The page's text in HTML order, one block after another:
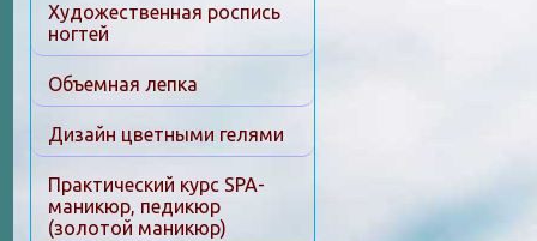
Художественная роспись
ногтей
Объемная лепка
Дизайн цветными гелями
Практический курс SPA-
маникюр, педикюр
(золотой маникюр)